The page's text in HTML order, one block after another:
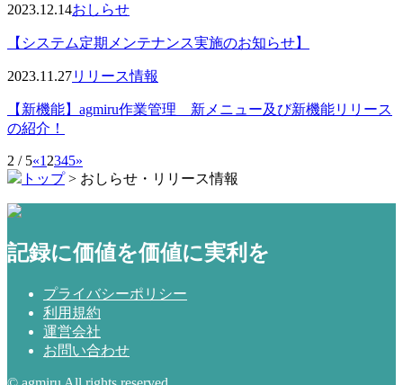
2023.12.14おしらせ
【システム定期メンテナンス実施のお知らせ】
2023.11.27リリース情報
【新機能】agmiru作業管理 新メニュー及び新機能リリース
の紹介！
2 / 5«1 2345»
トップ> おしらせ・リリース情報
記録に価値を価値に実利を
プライバシーポリシー
利用規約
運営会社
お問い合わせ